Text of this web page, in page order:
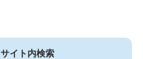
サイト内検索